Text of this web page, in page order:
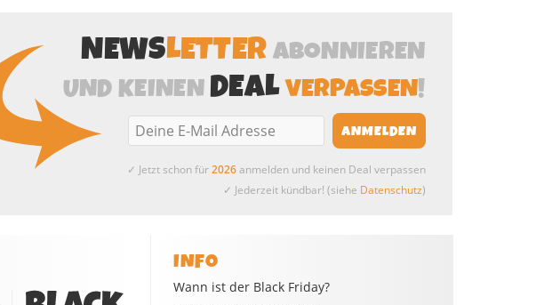
NEWSLETTERABONNIEREN
UND KEINENDEALVERPASSEN!
✓ Jetzt schon für2026anmelden und keinen Deal verpassen
✓ Jederzeit kündbar! (siehe Datenschutz)
INFO
Wann ist der Black Friday?